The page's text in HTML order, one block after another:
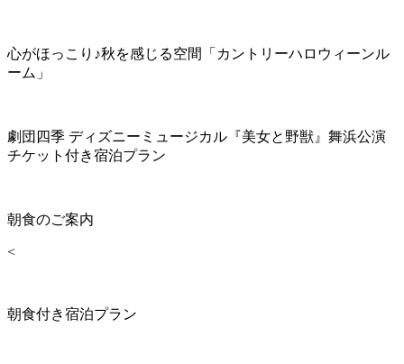
心がほっこり♪秋を感じる空間「カントリーハロウィーンル
ーム」
劇団四季 ディズニーミュージカル『美女と野獣』舞浜公演
チケット付き宿泊プラン
朝食のご案内
<
朝食付き宿泊プラン